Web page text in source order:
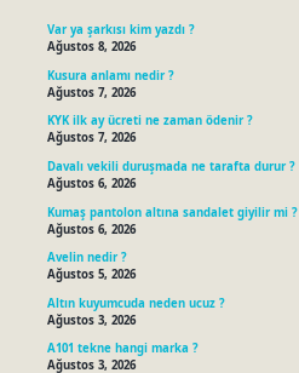
Var ya şarkısı kim yazdı ?
Ağustos 8, 2026
Kusura anlamı nedir ?
Ağustos 7, 2026
KYK ilk ay ücreti ne zaman ödenir ?
Ağustos 7, 2026
Davalı vekili duruşmada ne tarafta durur ?
Ağustos 6, 2026
Kumaş pantolon altına sandalet giyilir mi ?
Ağustos 6, 2026
Avelin nedir ?
Ağustos 5, 2026
Altın kuyumcuda neden ucuz ?
Ağustos 3, 2026
A101 tekne hangi marka ?
Ağustos 3, 2026